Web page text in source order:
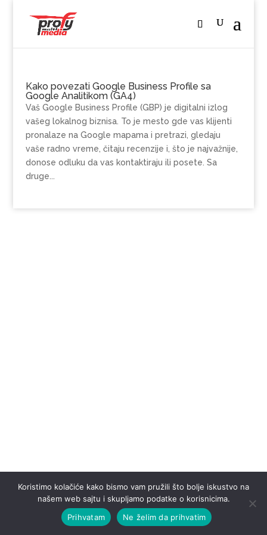
Kako povezati Google Business Profile sa
Google Analitikom (GA4)
Vaš Google Business Profile (GBP) je digitalni izlog
vašeg lokalnog biznisa. To je mesto gde vas klijenti
pronalaze na Google mapama i pretrazi, gledaju
vaše radno vreme, čitaju recenzije i, što je najvažnije,
donose odluku da vas kontaktiraju ili posete. Sa
druge...
Koristimo kolačiće kako bismo vam pružili što bolje iskustvo na
našem web sajtu i skupljamo podatke o korisnicima.
Prihvatam
Ne želim da prihvatim